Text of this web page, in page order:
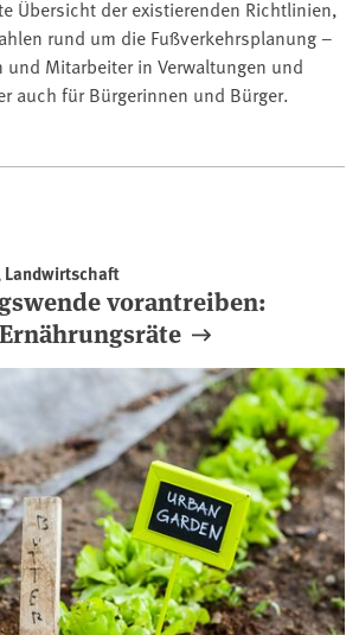
Übersicht der existierenden Richtlinien,
rund um die Fußverkehrsplanung –
Mitarbeiter in Verwaltungen und
auch für Bürgerinnen und Bürger.
Landwirtschaft
vorantreiben: